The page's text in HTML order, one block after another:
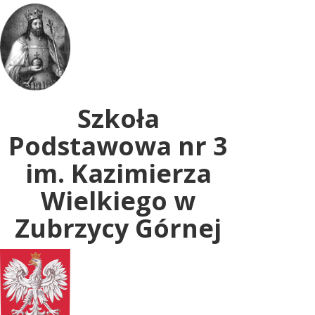
Uwaga:
ta
witryna
zawiera
system
dostępności.
Szkoła
Podstawowa nr 3
im. Kazimierza
Wielkiego w
Zubrzycy Górnej